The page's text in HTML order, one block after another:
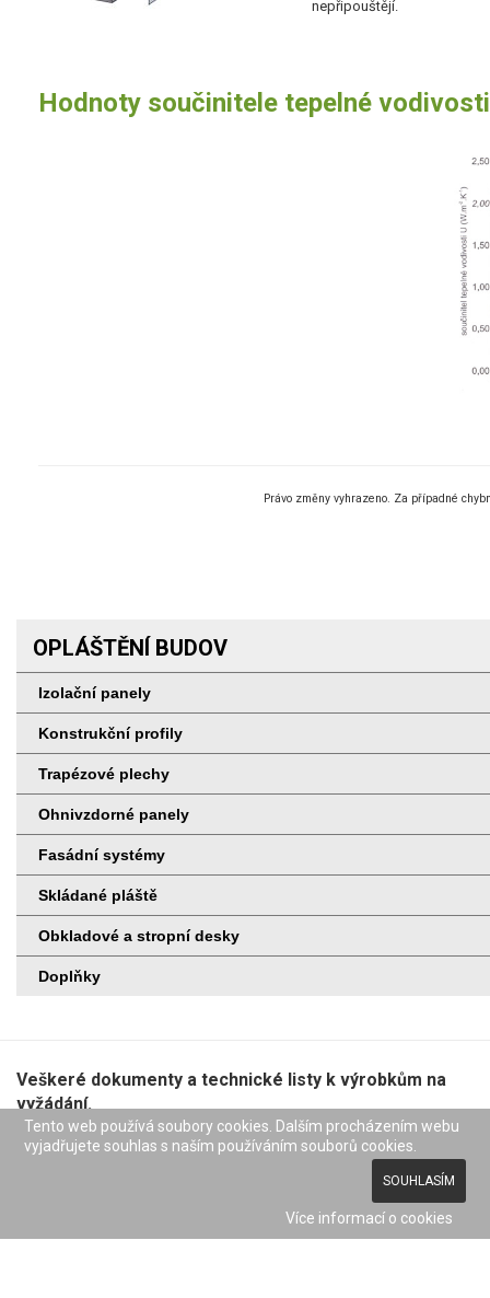
nepřipouštějí.
Hodnoty součinitele tepelné
Právo změny vyhrazeno. Za případné
OPLÁŠTĚNÍ BUDOV
Izolační panely
Konstrukční profily
Trapézové plechy
Ohnivzdorné panely
Fasádní systémy
Skládané pláště
Obkladové a stropní desky
Doplňky
Veškeré dokumenty a technické listy k výrobkům na
vyžádání.
© BUILDING Holding a.s. - Všechna práva vyhrazena
Nezávazná poptávka
Tento web používá soubory cookies. Dalším procházením webu
vyjadřujete souhlas s naším používáním souborů cookies.
SOUHLASÍM
Více informací o cookies